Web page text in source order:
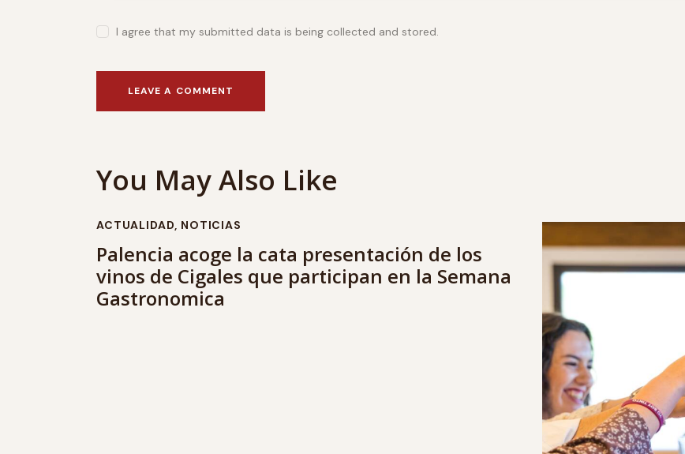
I agree that my submitted data is being collected and stored.
You May Also Like
ACTUALIDAD, NOTICIAS
Palencia acoge la cata presentación de los
vinos de Cigales que participan en la Semana
Gastronomica